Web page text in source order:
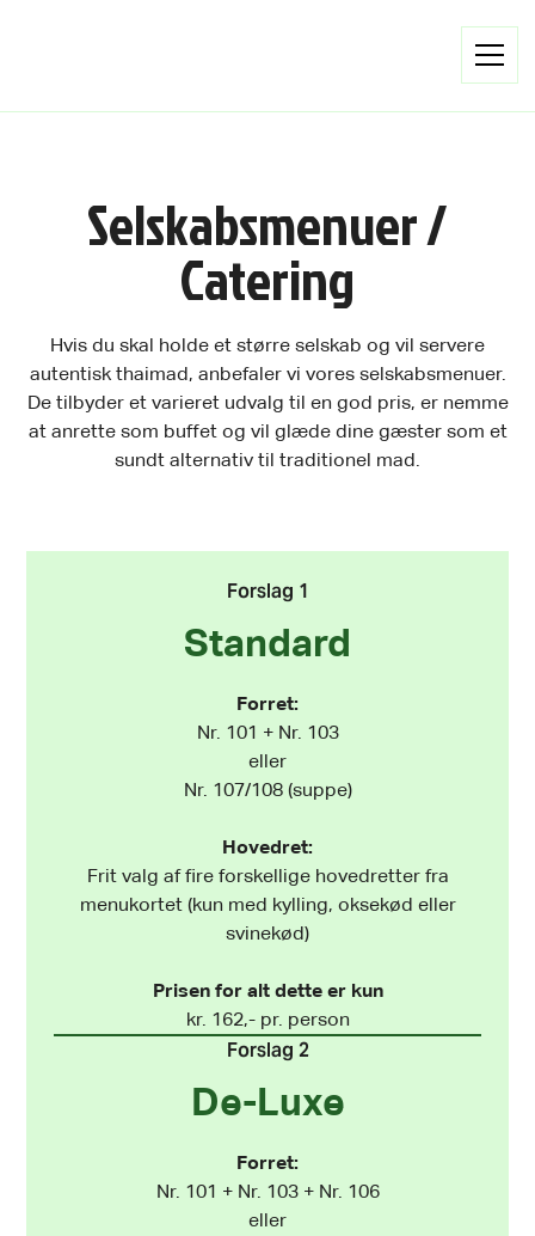
Selskabsmenuer /
Catering
Hvis du skal holde et større selskab og vil servere
autentisk thaimad, anbefaler vi vores selskabsmenuer.
De tilbyder et varieret udvalg til en god pris, er nemme
at anrette som buffet og vil glæde dine gæster som et
sundt alternativ til traditionel mad.
Forslag 1
Standard
Forret:
Nr. 101 + Nr. 103
eller
Nr. 107/108 (suppe)
Hovedret:
Frit valg af fire forskellige hovedretter fra
menukortet (kun med kylling, oksekød eller
svinekød)
Prisen for alt dette er kun
kr. 162,- pr. person
Forslag 2
De-Luxe
Forret:
Nr. 101 + Nr. 103 + Nr. 106
eller